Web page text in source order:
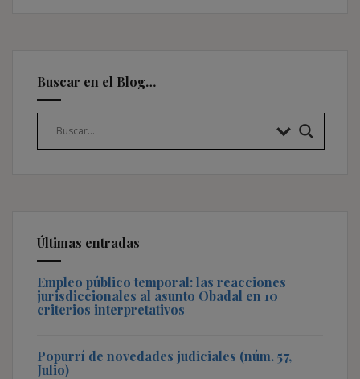
Buscar en el Blog…
Últimas entradas
Empleo público temporal: las reacciones
jurisdiccionales al asunto Obadal en 10
criterios interpretativos
Popurrí de novedades judiciales (núm. 57,
Julio)